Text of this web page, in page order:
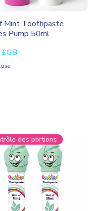
Aperçu rapide
Mint Toothpaste
Pump 50ml
des portions